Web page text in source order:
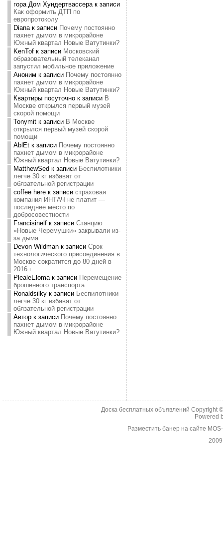
гора Дом Хундертвассерак записи
Как оформить ДТП по
европротоколу
Dianaк записи Почему постоянно
пахнет дымом в микрорайоне
Южный квартал Новые Ватутинки?
KenTofк записи Московский
образовательный телеканал
запустил мобильное приложение
Аноним к записи Почему постоянно
пахнет дымом в микрорайоне
Южный квартал Новые Ватутинки?
Квартиры посуточнок записи В
Москве открылся первый музей
скорой помощи
Tonymitк записи В Москве
открылся первый музей скорой
помощи
AblEtк записи Почему постоянно
пахнет дымом в микрорайоне
Южный квартал Новые Ватутинки?
MatthewSed к записи Беспилотники
легче 30 кг избавят от
обязательной регистрации
coffee hereк записи страховая
компания ИНТАЧ не платит —
последнее место по
добросовестности
Francisinelfк записи Станцию
«Новые Черемушки» закрывали из-
за дыма
Devon Wildmanк записи Срок
технологического присоединения в
Москве сократится до 80 дней в
2016 г.
PlealeElomaк записи Перемещение
брошенного транспорта
Ronaldsilkyк записи Беспилотники
легче 30 кг избавят от
обязательной регистрации
Авторк записи Почему постоянно
пахнет дымом в микрорайоне
Южный квартал Новые Ватутинки?
Доска бесплатных объявлений Copyright
Powered
Разместить банер на сайте